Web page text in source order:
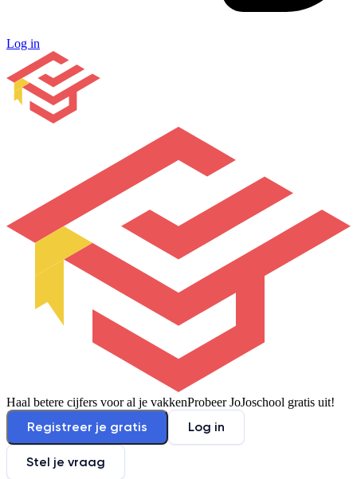
Log in
Haal betere cijfers voor al je vakkenProbeer JoJoschool gratis uit!
Registreer je gratis Log in
Stel je vraag